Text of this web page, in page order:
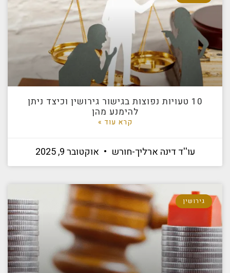
10 טעויות נפוצות בגישור גירושין וכיצד ניתן
להימנע מהן
קרא עוד »
עו''ד דינה ארליך-חורש אוקטובר 9, 2025
גירושין